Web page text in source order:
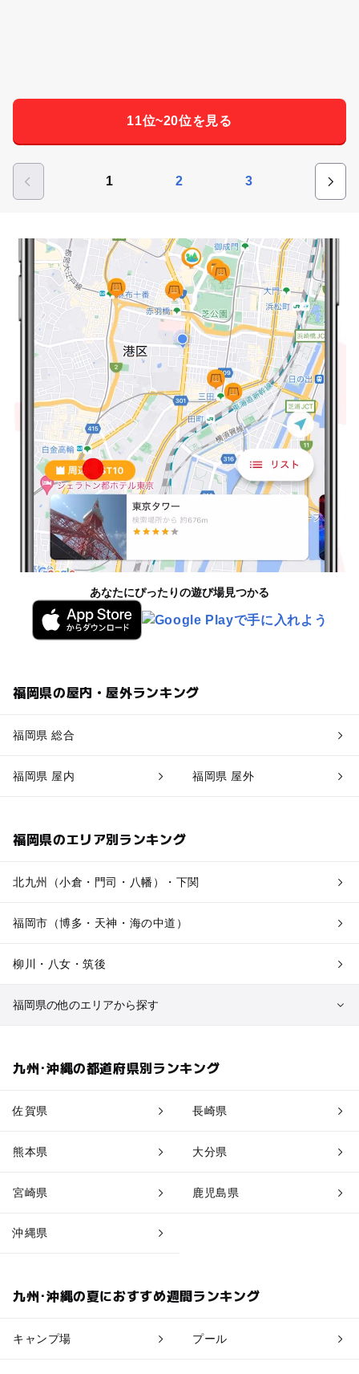
11位~20位を見る
1 2 3
あなたにぴったりの遊び場見つかる
福岡県の屋内・屋外ランキング
福岡県 総合
福岡県 屋内 福岡県 屋外
福岡県のエリア別ランキング
北九州（小倉・門司・八幡）・下関
福岡市（博多・天神・海の中道）
柳川・八女・筑後
福岡県の他のエリアから探す
九州･沖縄の都道府県別ランキング
佐賀県 長崎県
熊本県 大分県
宮崎県 鹿児島県
沖縄県
九州･沖縄の夏におすすめ週間ランキング
キャンプ場 プール